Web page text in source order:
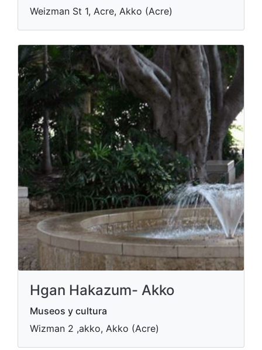
Weizman St 1, Acre, Akko (Acre)
Hgan Hakazum- Akko
Museos y cultura
Wizman 2 ,akko, Akko (Acre)